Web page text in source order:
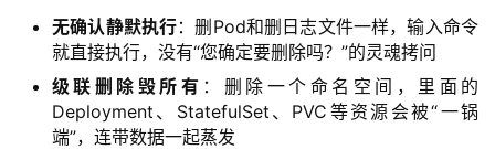
无确认静默执行：删Pod和删日志文件一样，输入命令
就直接执行，没有“您确定要删除吗？”的灵魂拷问
级联删除毁所有 ：删除一个命名空间，里面的
Deployment、StatefulSet、PVC等资源会被“一锅
端”，连带数据一起蒸发